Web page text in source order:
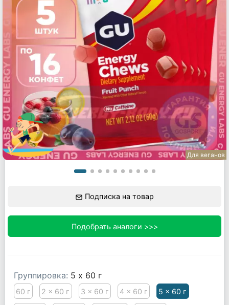
Для веганов
Подписка на товар
Подобрать аналоги >>>
Группировка: 5 x 60 г
60 г 2 x 60 г 3 x 60 г 4 x 60 г 5 x 60 г